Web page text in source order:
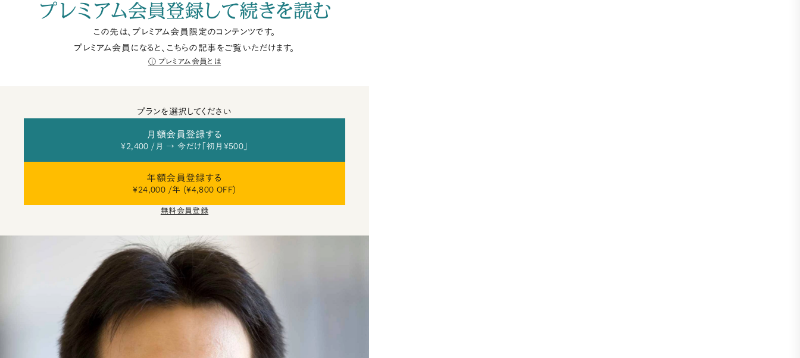
プレミアム会員登録して続きを読む
この先は、プレミアム会員限定のコンテンツです。
プレミアム会員になると、こちらの記事をご覧いただけます。
プレミアム会員とは
プランを選択してください
月額会員登録する
¥2,400 /月 → 今だけ「初月¥500」
年額会員登録する
¥24,000 /年 (¥4,800 OFF)
無料会員登録